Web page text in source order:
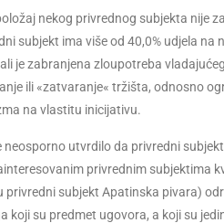
nekog privrednog subjekta nije
subjekt ima više od 40,0% udjela
je zabranjena zloupotreba
ili «zatvaranje« tržišta, odnosno
na vlastitu inicijativu.
neosporno utvrdilo da privredni
privrednim subjektima
privredni subjekt Apatinska pivara)
koji su predmet ugovora, a koji su